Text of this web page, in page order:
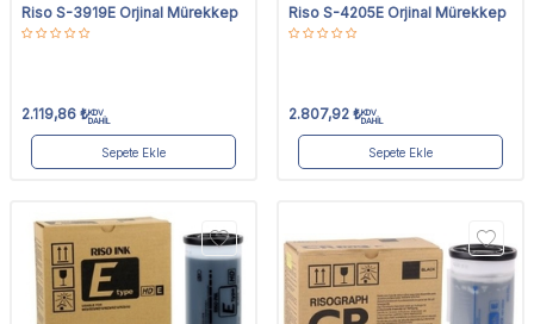
Riso S-3919E Orjinal Mürekkep
2.119,86 ₺KDV
DAHİL
Sepete Ekle
Riso S-4205E Orjinal Mürekkep
2.807,92 ₺KDV
DAHİL
Sepete Ekle